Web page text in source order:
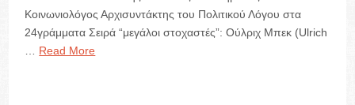
Κοινωνιολόγος Αρχισυντάκτης του Πολιτικού Λόγου στα
24γράμματα Σειρά “μεγάλοι στοχαστές”: Ούλριχ Μπεκ (Ulrich
Read More